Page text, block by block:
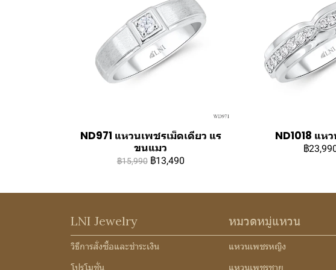
ND971 แหวนเพชรเม็ดเดียว แร
ขนแมว
฿15,990 ฿13,490
ND1018 แห
฿
LNI Jewelry
วิธีการสั่งซื้อและชำระเงิน
โปรโมชั่น
หมวดหมู่แหวน
แหวนเพชรหญิง
แหวนเพชรชาย